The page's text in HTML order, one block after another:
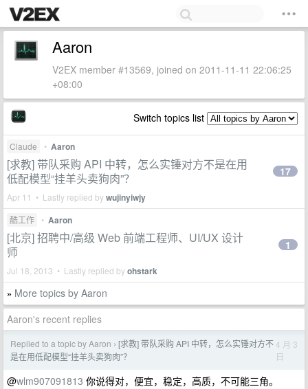
Aaron
V2EX member #13569, joined on 2011-11-11 22:06:25
+08:00
Switch topics list
Claude • Aaron
[求教] 带队采购 API 中转，怎么实锤对方不是在用
低配模型“挂羊头卖狗肉”？
Apr 11 • Lastly replied bywujinyiwjy
17
酷工作 • Aaron
[北京] 招聘中/高级 Web 前端工程师、UI/UX 设计
师
Jul 18, 2013 • Lastly replied byohstark
1
» More topics by Aaron
Aaron's recent replies
Replied to a topic by Aaron › [求教] 带队采购 API 中转，怎么实锤对方不
是在用低配模型“挂羊头卖狗肉”？
4 月 3
日
@wlm907091813 你说得对，便宜，稳定，高质，不可能三角。